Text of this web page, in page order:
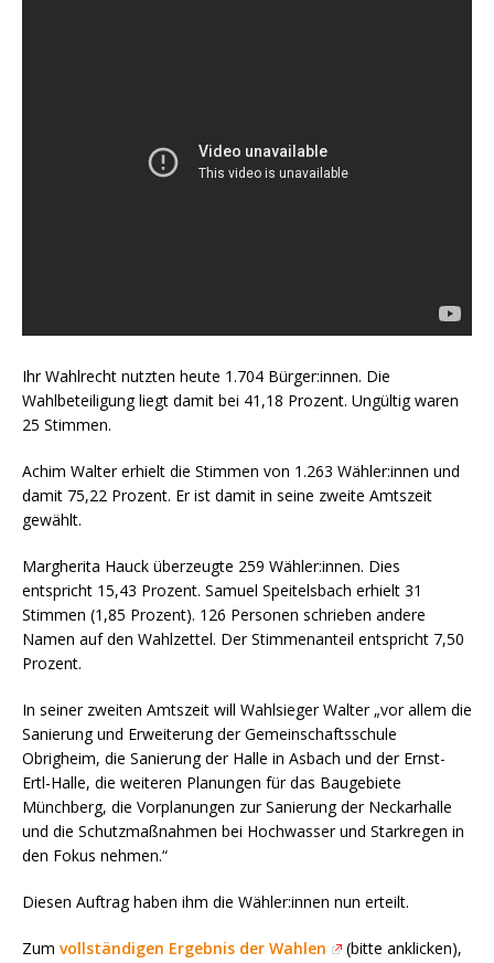
Ihr Wahlrecht nutzten heute 1.704 Bürger:innen. Die
Wahlbeteiligung liegt damit bei 41,18 Prozent. Ungültig waren
25 Stimmen.
Achim Walter erhielt die Stimmen von 1.263 Wähler:innen und
damit 75,22 Prozent. Er ist damit in seine zweite Amtszeit
gewählt.
Margherita Hauck überzeugte 259 Wähler:innen. Dies
entspricht 15,43 Prozent. Samuel Speitelsbach erhielt 31
Stimmen (1,85 Prozent). 126 Personen schrieben andere
Namen auf den Wahlzettel. Der Stimmenanteil entspricht 7,50
Prozent.
In seiner zweiten Amtszeit will Wahlsieger Walter „vor allem die
Sanierung und Erweiterung der Gemeinschaftsschule
Obrigheim, die Sanierung der Halle in Asbach und der Ernst-
Ertl-Halle, die weiteren Planungen für das Baugebiete
Münchberg, die Vorplanungen zur Sanierung der Neckarhalle
und die Schutzmaßnahmen bei Hochwasser und Starkregen in
den Fokus nehmen.“
Diesen Auftrag haben ihm die Wähler:innen nun erteilt.
Zum vollständigen Ergebnis der Wahlen
(bitte anklicken),